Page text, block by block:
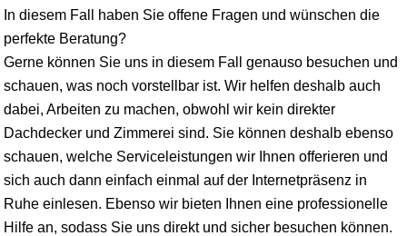
In diesem Fall haben Sie offene Fragen und wünschen die
perfekte Beratung?
Gerne können Sie uns in diesem Fall genauso besuchen und
schauen, was noch vorstellbar ist. Wir helfen deshalb auch
dabei, Arbeiten zu machen, obwohl wir kein direkter
Dachdecker und Zimmerei sind. Sie können deshalb ebenso
schauen, welche Serviceleistungen wir Ihnen offerieren und
sich auch dann einfach einmal auf der Internetpräsenz in
Ruhe einlesen. Ebenso wir bieten Ihnen eine professionelle
Hilfe an, sodass Sie uns direkt und sicher besuchen können.